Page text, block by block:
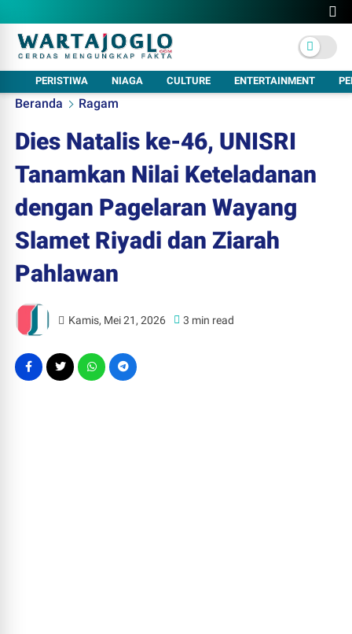
PERISTIWA NIAGA CULTURE ENTERTAINMENT
Beranda Ragam
Dies Natalis ke-46, UNISRI
Tanamkan Nilai Keteladanan
dengan Pagelaran Wayang
Slamet Riyadi dan Ziarah
Pahlawan
Kamis, Mei 21, 2026 3 min read